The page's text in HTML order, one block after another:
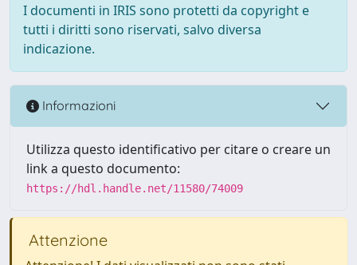
I documenti in IRIS sono protetti da copyright e
tutti i diritti sono riservati, salvo diversa
indicazione.
Informazioni
Utilizza questo identificativo per citare o creare un
link a questo documento:
https://hdl.handle.net/11580/74009
Attenzione